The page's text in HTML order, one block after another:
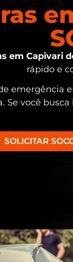
em Capivari
rápido e
emergência
Se você busca
SOLICITAR